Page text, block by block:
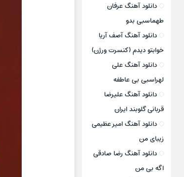
دانلود آهنگ عرفان
طهماسبی بدو
دانلود آهنگ آصف آریا
خوابتو دیدم (کنسرت ورژن)
دانلود آهنگ علی
لهراسبی بی عاطفه
دانلود آهنگ علیرضا
قربانی گلوبند ایران
دانلود آهنگ امیر عظیمی
زیبای من
دانلود آهنگ رضا صادقی
اگه بی من